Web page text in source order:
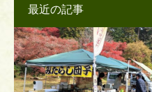
最近の記事